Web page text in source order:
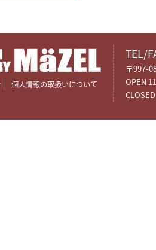
個人情報の取扱いについて
TEL/
〒997-
OPEN